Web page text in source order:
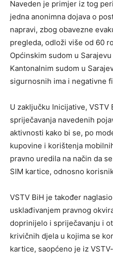
Naveden je primjer iz tog
jedna anonimna dojava o
napravi, zbog obavezne
pregleda, odloži više od 60
Općinskim sudom u
Kantonalnim sudom u
sigurnosnih ima i negativne
U zaključku Inicijative, VSTV
spriječavanja navedenih
aktivnosti kako bi se, po
kupovine i korištenja
pravno uredila na način da
SIM kartice, odnosno
VSTV BiH je također
usklađivanjem pravnog
doprinijelo i spriječavanju i
krivičnih djela u kojima se
kartice, saopćeno je iz